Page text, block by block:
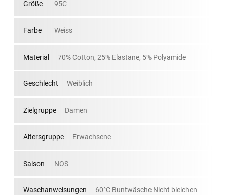
Größe 95C
Farbe Weiss
Material 70% Cotton, 25% Elastane, 5% Polyamide
Geschlecht Weiblich
Zielgruppe Damen
Altersgruppe Erwachsene
Saison NOS
Waschanweisungen 60°C Buntwäsche Nicht bleichen